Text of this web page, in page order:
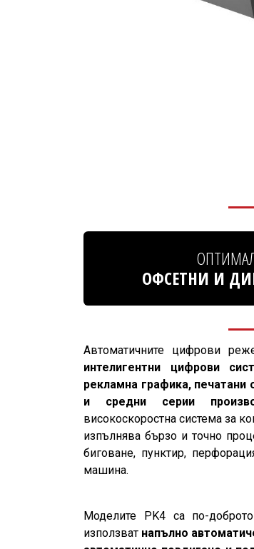
ОФСЕТНИ И
Автоматичните цифрови
интелигентни цифрови
рекламна графика, печатани
и средни серии
високоскоростна система за
изпълнява бързо и точно
биговане, пунктир,
машина.
Моделите PK4 са по-
използват напълно